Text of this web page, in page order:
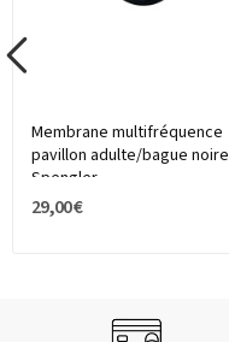
Membrane multifréquence
pavillon adulte/bague noire
Spengler
29,00 €